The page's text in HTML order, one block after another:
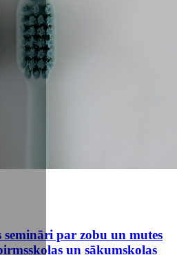
semināri par zobu un mutes
un sākumskolas